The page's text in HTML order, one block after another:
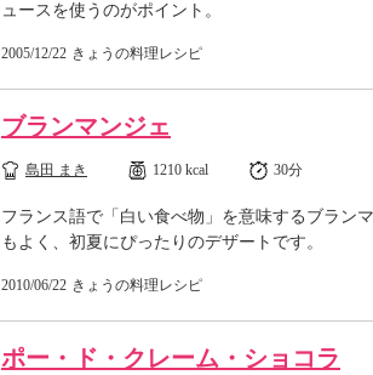
ュースを使うのがポイント。
2005/12/22 きょうの料理レシピ
ブランマンジェ
島田 まき 1210 kcal 30分
フランス語で「白い食べ物」を意味するブラン
もよく、初夏にぴったりのデザートです。
2010/06/22 きょうの料理レシピ
ポー・ド・クレーム・ショコラ